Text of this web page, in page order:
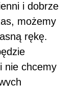
i dobrze
możemy
rękę.
nie chcemy